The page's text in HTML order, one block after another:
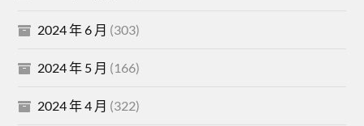
2024 年 6 月 (303)
2024 年 5 月 (166)
2024 年 4 月 (322)